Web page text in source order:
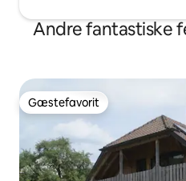
Andre fantastiske
Gæstefavorit
Gæstefavorit